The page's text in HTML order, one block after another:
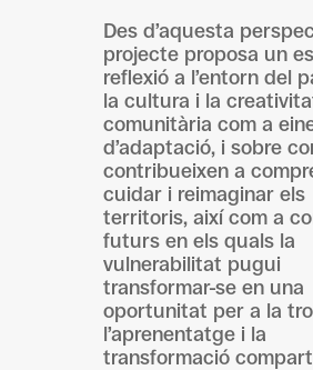
Des d’aquesta
projecte proposa un
reflexió a l’entorn del
la cultura i la
comunitària com a
d’adaptació, i sobre
contribueixen a
cuidar i reimaginar els
territoris, així com a
futurs en els quals la
vulnerabilitat pugui
transformar-se en una
oportunitat per a la
l’aprenentatge i la
transformació